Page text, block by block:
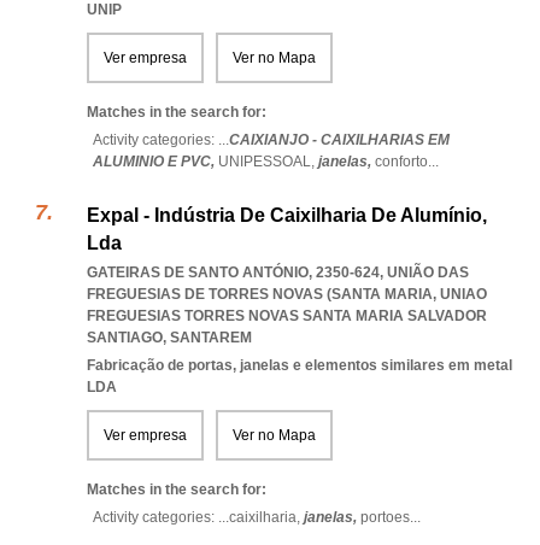
UNIP
Ver empresa Ver no Mapa
Matches in the search for:
Activity categories: ...CAIXIANJO - CAIXILHARIAS EM
ALUMINIO E PVC, UNIPESSOAL, janelas, conforto...
Expal - Indústria De Caixilharia De Alumínio,
Lda
GATEIRAS DE SANTO ANTÓNIO, 2350-624, UNIÃO DAS
FREGUESIAS DE TORRES NOVAS (SANTA MARIA, UNIAO
FREGUESIAS TORRES NOVAS SANTA MARIA SALVADOR
SANTIAGO, SANTAREM
Fabricação de portas, janelas e elementos similares em metal
LDA
Ver empresa Ver no Mapa
Matches in the search for:
Activity categories: ...caixilharia, janelas, portoes...